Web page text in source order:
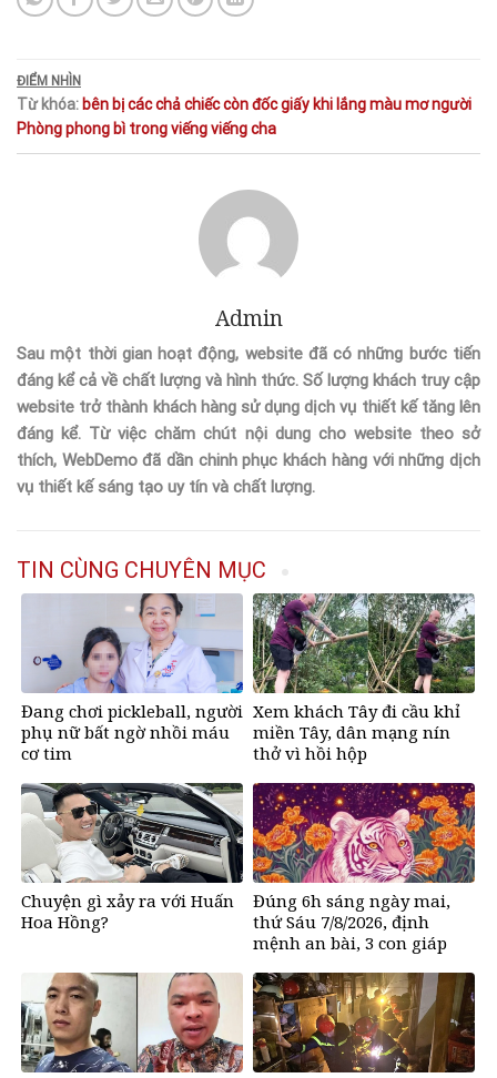
ĐIỂM NHÌN
Từ khóa:bênbịcácchảchiếccònđốcgiấykhilắngmàumơngười
Phòngphong bì trongviếngviếng cha
Admin
Sau một thời gian hoạt động, website đã có những bước tiến
đáng kể cả về chất lượng và hình thức. Số lượng khách truy cập
website trở thành khách hàng sử dụng dịch vụ thiết kế tăng lên
đáng kể. Từ việc chăm chút nội dung cho website theo sở
thích, WebDemo đã dần chinh phục khách hàng với những dịch
vụ thiết kế sáng tạo uy tín và chất lượng.
TIN CÙNG CHUYÊN MỤC
Đang chơi pickleball, người
phụ nữ bất ngờ nhồi máu
cơ tim
Xem khách Tây đi cầu khỉ
miền Tây, dân mạng nín
thở vì hồi hộp
Chuyện gì xảy ra với Huấn
Hoa Hồng?
Đúng 6h sáng ngày mai,
thứ Sáu 7/8/2026, định
mệnh an bài, 3 con giáp
&amp;apos;cá chép hóa
rồng&amp;apos;, giàu có
lên bất chấp, số đỏ chót
như son